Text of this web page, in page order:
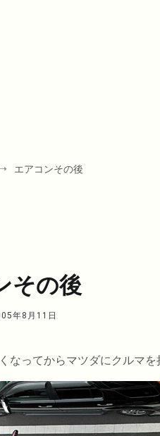
エアコンその後
その後
年8月11日
なってからマツダにクルマ